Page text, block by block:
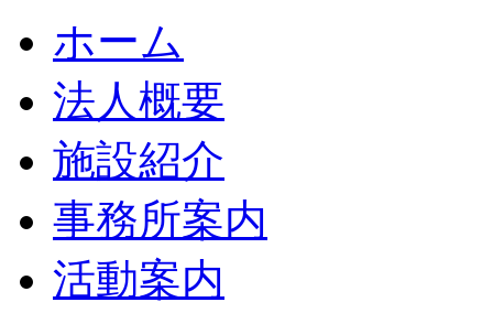
ホーム
法人概要
施設紹介
事務所案内
活動案内